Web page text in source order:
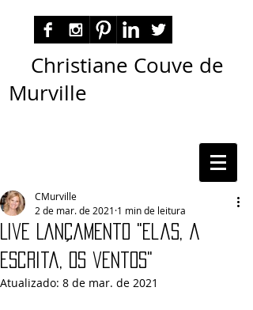
Christiane Couve de
Murville
Live Lançamento "Elas, a
escrita, os ventos"
CMurville
2 de mar. de 2021 1 min de leitura
Atualizado: 8 de mar. de 2021